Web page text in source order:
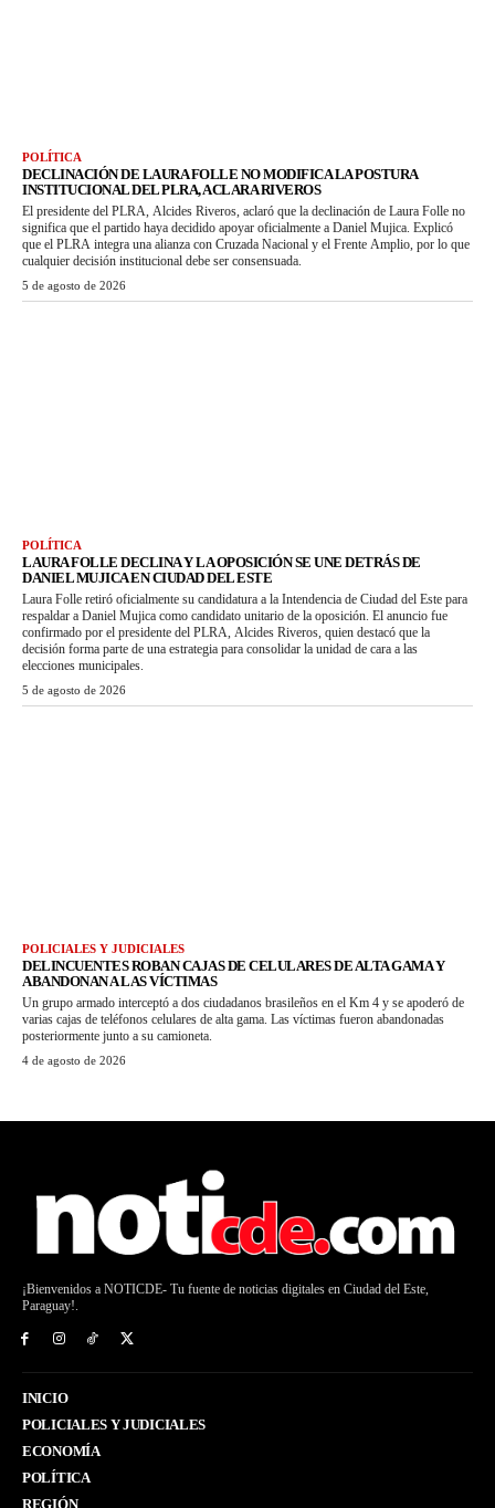
POLÍTICA
DECLINACIÓN DE LAURA FOLLE NO MODIFICA LA POSTURA
INSTITUCIONAL DEL PLRA, ACLARA RIVEROS
El presidente del PLRA, Alcides Riveros, aclaró que la declinación de Laura Folle no
significa que el partido haya decidido apoyar oficialmente a Daniel Mujica. Explicó
que el PLRA integra una alianza con Cruzada Nacional y el Frente Amplio, por lo que
cualquier decisión institucional debe ser consensuada.
5 de agosto de 2026
POLÍTICA
LAURA FOLLE DECLINA Y LA OPOSICIÓN SE UNE DETRÁS DE
DANIEL MUJICA EN CIUDAD DEL ESTE
Laura Folle retiró oficialmente su candidatura a la Intendencia de Ciudad del Este para
respaldar a Daniel Mujica como candidato unitario de la oposición. El anuncio fue
confirmado por el presidente del PLRA, Alcides Riveros, quien destacó que la
decisión forma parte de una estrategia para consolidar la unidad de cara a las
elecciones municipales.
5 de agosto de 2026
POLICIALES Y JUDICIALES
DELINCUENTES ROBAN CAJAS DE CELULARES DE ALTA GAMA Y
ABANDONAN A LAS VÍCTIMAS
Un grupo armado interceptó a dos ciudadanos brasileños en el Km 4 y se apoderó de
varias cajas de teléfonos celulares de alta gama. Las víctimas fueron abandonadas
posteriormente junto a su camioneta.
4 de agosto de 2026
¡Bienvenidos a NOTICDE- Tu fuente de noticias digitales en Ciudad del Este,
Paraguay!.
INICIO
POLICIALES Y JUDICIALES
ECONOMÍA
POLÍTICA
REGIÓN